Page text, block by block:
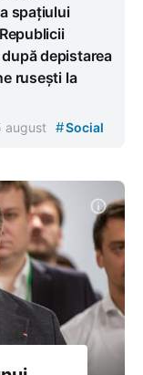
spațiului
depistarea
rusești la
august #Social